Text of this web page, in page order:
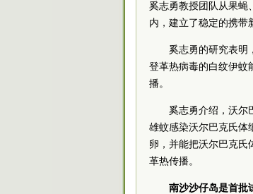
奚志勇教授团队从果蝇
内，建立了稳定的携带
奚志勇的研究表明
登革热病毒的白纹伊蚊
播。
奚志勇介绍，沃尔
雄蚊感染沃尔巴克氏体
卵，并能把沃尔巴克氏
革热传播。
南沙沙仔岛是首批